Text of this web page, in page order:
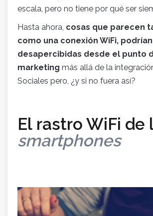
escala, pero no tiene por qué ser
Hasta ahora, cosas que parecen
como una conexión WiFi,
desapercibidas desde el punto
marketing más allá de la
Sociales pero, ¿y si no fuera así?
El rastro WiFi de
smartphones